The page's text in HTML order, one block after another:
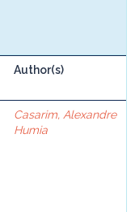
Author(s)
Casarim, Alexandre
Humia